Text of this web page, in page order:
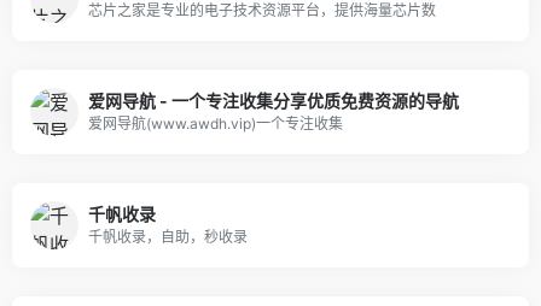
芯片之家是专业的电子技术资源平台，提供海量芯片数
爱网导航 - 一个专注收集分享优质免费资源的导航
爱网导航(www.awdh.vip)一个专注收集
千帆收录
千帆收录，自助，秒收录